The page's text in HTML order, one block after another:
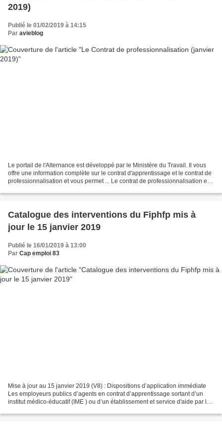
2019)
Publié le 01/02/2019 à 14:15
Par avieblog
Le portail de l'Alternance est développé par le Ministère du Travail. Il vous
offre une information complète sur le contrat d'apprentissage et le contrat de
professionnalisation et vous permet ... Le contrat de professionnalisation est
Catalogue des interventions du Fiphfp mis à
jour le 15 janvier 2019
Publié le 16/01/2019 à 13:00
Par Cap emploi 83
Mise à jour au 15 janvier 2019 (V8) : Dispositions d’application immédiate
Les employeurs publics d’agents en contrat d’apprentissage sortant d’un
institut médico-éducatif (IME ) ou d’un établissement et service d'aide par le